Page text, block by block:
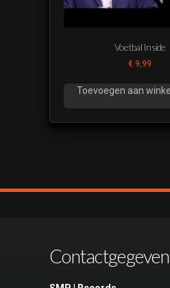
Voetbal Inside
€ 9,99
Toevoegen aan